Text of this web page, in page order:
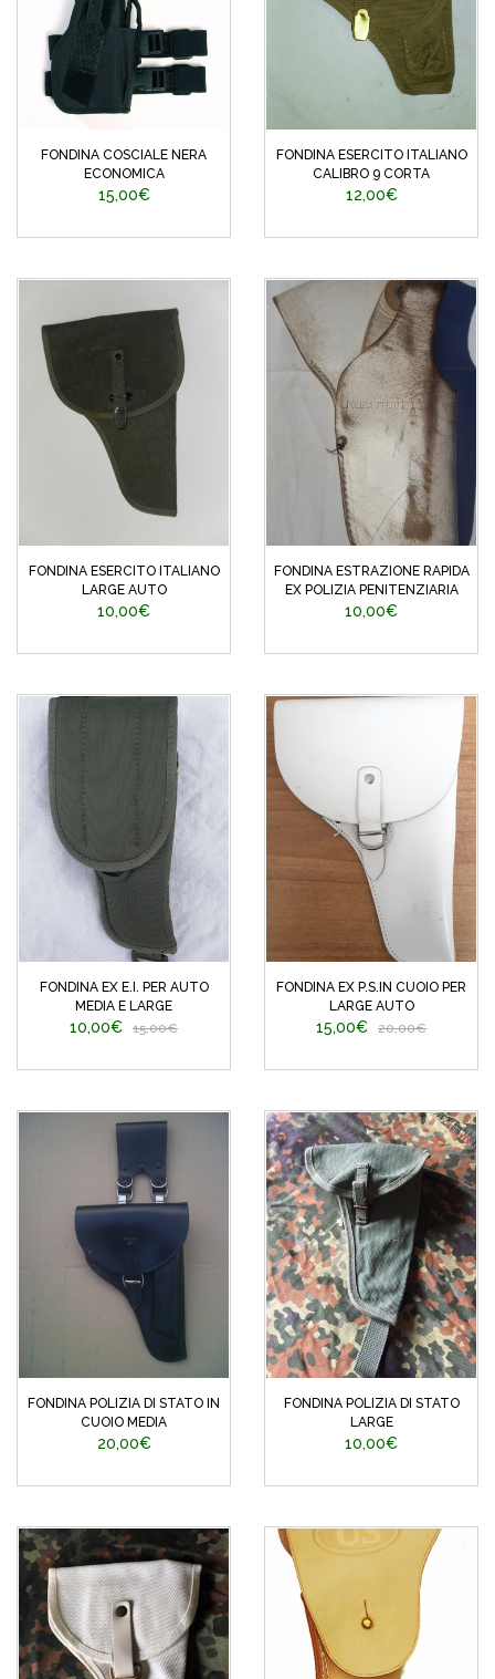
FONDINA COSCIALE NERA
ECONOMICA
15,00€
FONDINA ESERCITO ITALIANO
CALIBRO 9 CORTA
12,00€
FONDINA ESERCITO ITALIANO
LARGE AUTO
10,00€
FONDINA ESTRAZIONE RAPIDA
EX POLIZIA PENITENZIARIA
10,00€
FONDINA EX E.I. PER AUTO
MEDIA E LARGE
10,00€ 15,00€
FONDINA EX P.S.IN CUOIO PER
LARGE AUTO
15,00€ 20,00€
FONDINA POLIZIA DI STATO IN
CUOIO MEDIA
20,00€
FONDINA POLIZIA DI STATO
LARGE
10,00€